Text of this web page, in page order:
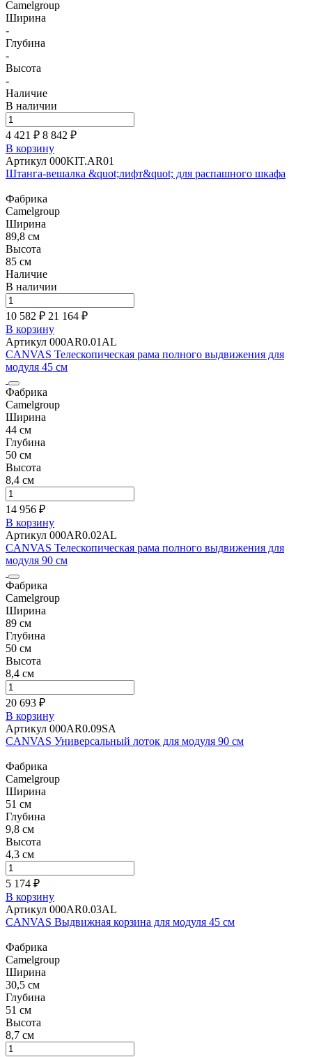
Camelgroup
Ширина
-
Глубина
-
Высота
-
Наличие
В наличии
4 421 ₽ 8 842 ₽
В корзину
Артикул 000KIT.AR01
Штанга-вешалка &quot;лифт&quot; для распашного шкафа
Фабрика
Camelgroup
Ширина
89,8 см
Высота
85 см
Наличие
В наличии
10 582 ₽ 21 164 ₽
В корзину
Артикул 000AR0.01AL
CANVAS Телескопическая рама полного выдвижения для
модуля 45 см
Фабрика
Camelgroup
Ширина
44 см
Глубина
50 см
Высота
8,4 см
14 956 ₽
В корзину
Артикул 000AR0.02AL
CANVAS Телескопическая рама полного выдвижения для
модуля 90 см
Фабрика
Camelgroup
Ширина
89 см
Глубина
50 см
Высота
8,4 см
20 693 ₽
В корзину
Артикул 000AR0.09SA
CANVAS Универсальный лоток для модуля 90 см
Фабрика
Camelgroup
Ширина
51 см
Глубина
9,8 см
Высота
4,3 см
5 174 ₽
В корзину
Артикул 000AR0.03AL
CANVAS Выдвижная корзина для модуля 45 см
Фабрика
Camelgroup
Ширина
30,5 см
Глубина
51 см
Высота
8,7 см